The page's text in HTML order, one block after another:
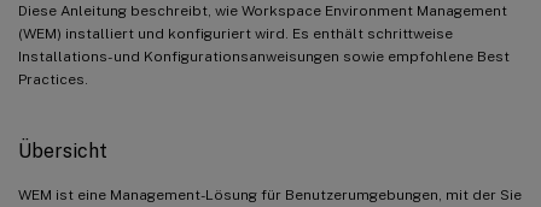
Diese Anleitung beschreibt, wie Workspace Environment Management
(WEM) installiert und konfiguriert wird. Es enthält schrittweise
Installations- und Konfigurationsanweisungen sowie empfohlene Best
Practices.
Übersicht
WEM ist eine Management-Lösung für Benutzerumgebungen, mit der Sie